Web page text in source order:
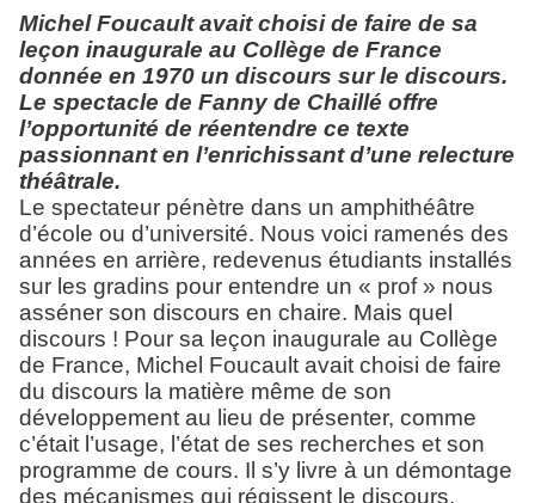
Michel Foucault avait choisi de faire de sa
leçon inaugurale au Collège de France
donnée en 1970 un discours sur le discours.
Le spectacle de Fanny de Chaillé offre
l’opportunité de réentendre ce texte
passionnant en l’enrichissant d’une relecture
théâtrale.
Le spectateur pénètre dans un amphithéâtre
d’école ou d’université. Nous voici ramenés des
années en arrière, redevenus étudiants installés
sur les gradins pour entendre un « prof » nous
asséner son discours en chaire. Mais quel
discours ! Pour sa leçon inaugurale au Collège
de France, Michel Foucault avait choisi de faire
du discours la matière même de son
développement au lieu de présenter, comme
c’était l’usage, l’état de ses recherches et son
programme de cours. Il s’y livre à un démontage
des mécanismes qui régissent le discours,